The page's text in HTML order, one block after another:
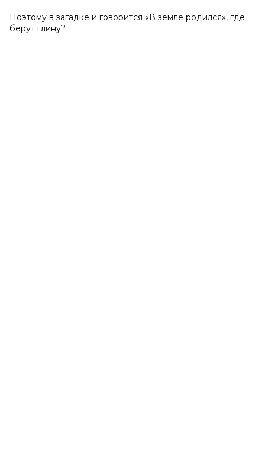
Поэтому в загадке и говорится «В земле родился», где
берут глину?